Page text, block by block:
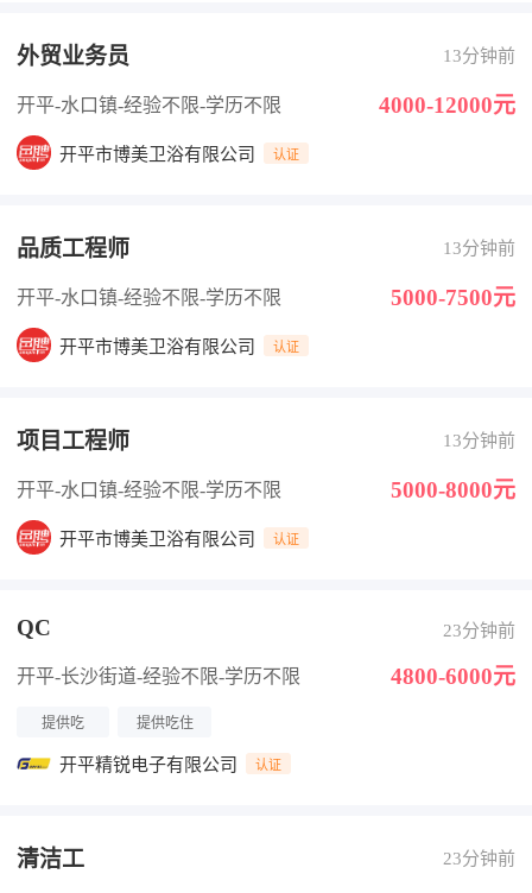
外贸业务员 13分钟前
开平-水口镇-经验不限-学历不限 4000-12000元
开平市博美卫浴有限公司 认证
品质工程师 13分钟前
开平-水口镇-经验不限-学历不限 5000-7500元
开平市博美卫浴有限公司 认证
项目工程师 13分钟前
开平-水口镇-经验不限-学历不限 5000-8000元
开平市博美卫浴有限公司 认证
QC 23分钟前
开平-长沙街道-经验不限-学历不限 4800-6000元
提供吃 提供吃住
开平精锐电子有限公司 认证
清洁工 23分钟前